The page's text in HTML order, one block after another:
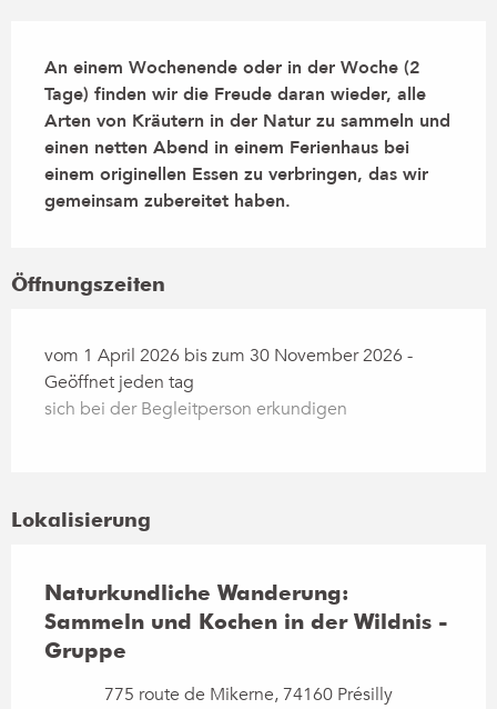
An einem Wochenende oder in der Woche (2
Tage) finden wir die Freude daran wieder, alle
Arten von Kräutern in der Natur zu sammeln und
einen netten Abend in einem Ferienhaus bei
einem originellen Essen zu verbringen, das wir
gemeinsam zubereitet haben.
Öffnungszeiten
vom 1 April 2026 bis zum 30 November 2026 -
Geöffnet jeden tag
sich bei der Begleitperson erkundigen
Lokalisierung
Naturkundliche Wanderung:
Sammeln und Kochen in der Wildnis -
Gruppe
775 route de Mikerne, 74160 Présilly